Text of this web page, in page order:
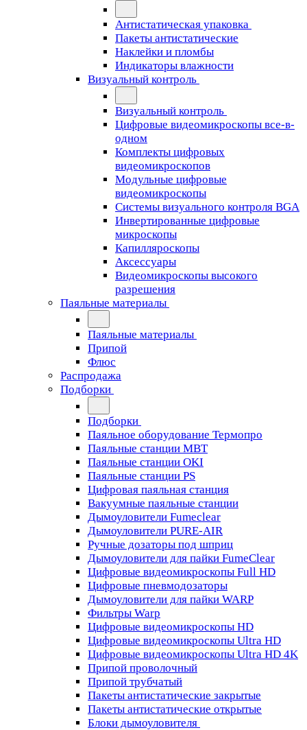
Антистатическая упаковка
Пакеты антистатические
Наклейки и пломбы
Индикаторы влажности
Визуальный контроль
Визуальный контроль
Цифровые видеомикроскопы все-в-
одном
Комплекты цифровых
видеомикроскопов
Модульные цифровые
видеомикроскопы
Cистемы визуального контроля BGA
Инвертированные цифровые
микроскопы
Капилляроскопы
Аксессуары
Видеомикроскопы высокого
разрешения
Паяльные материалы
Паяльные материалы
Припой
Флюс
Распродажа
Подборки
Подборки
Паяльное оборудование Термопро
Паяльные станции MBT
Паяльные станции OKI
Паяльные станции PS
Цифровая паяльная станция
Вакуумные паяльные станции
Дымоуловители Fumeclear
Дымоуловители PURE-AIR
Ручные дозаторы под шприц
Дымоуловители для пайки FumeClear
Цифровые видеомикроскопы Full HD
Цифровые пневмодозаторы
Дымоуловители для пайки WARP
Фильтры Warp
Цифровые видеомикроскопы HD
Цифровые видеомикроскопы Ultra HD
Цифровые видеомикроскопы Ultra HD 4K
Припой проволочный
Припой трубчатый
Пакеты антистатические закрытые
Пакеты антистатические открытые
Блоки дымоуловителя